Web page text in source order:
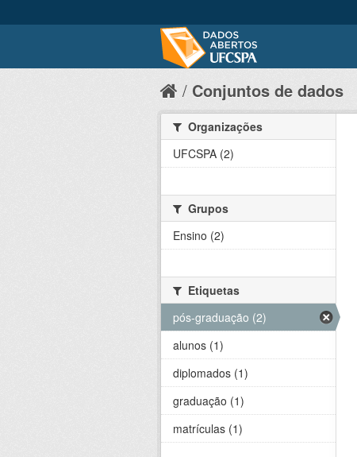
Conjuntos de dados
Organizações
UFCSPA (2)
Grupos
Ensino (2)
Etiquetas
pós-graduação (2)
alunos (1)
diplomados (1)
graduação (1)
matrículas (1)